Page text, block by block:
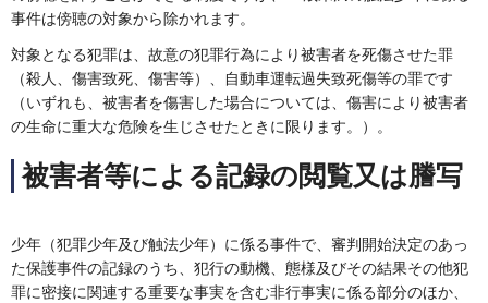
事件は傍聴の対象から除かれます。
対象となる犯罪は、故意の犯罪行為により被害者を死傷させた罪
（殺人、傷害致死、傷害等）、自動車運転過失致死傷等の罪です
（いずれも、被害者を傷害した場合については、傷害により被害者
の生命に重大な危険を生じさせたときに限ります。）。
被害者等による記録の閲覧又は謄写
少年（犯罪少年及び触法少年）に係る事件で、審判開始決定のあっ
た保護事件の記録のうち、犯行の動機、態様及びその結果その他犯
罪に密接に関連する重要な事実を含む非行事実に係る部分のほか、